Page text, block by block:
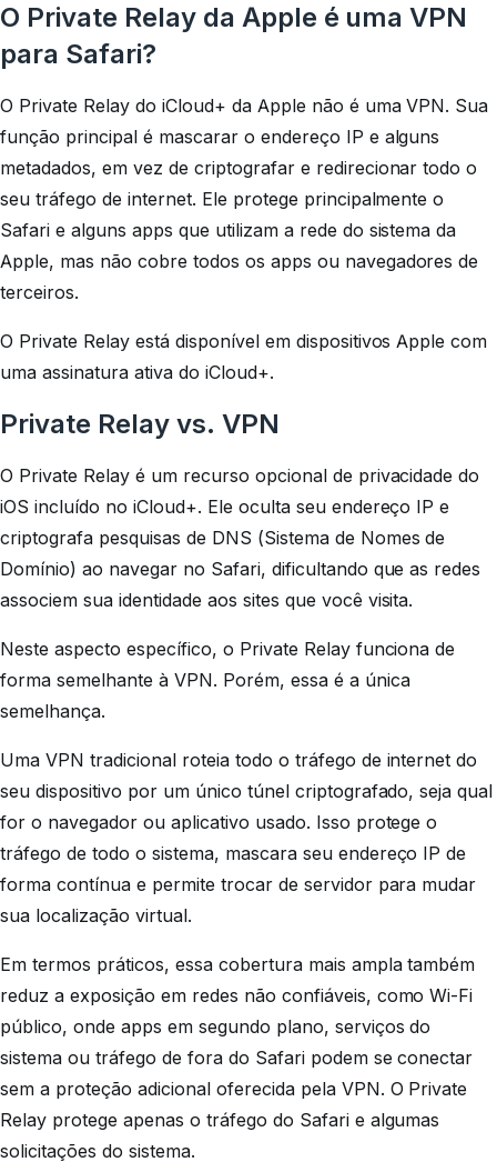
O Private Relay da Apple é uma VPN
para Safari?
O Private Relay do iCloud+ da Apple não é uma VPN. Sua
função principal é mascarar o endereço IP e alguns
metadados, em vez de criptografar e redirecionar todo o
seu tráfego de internet. Ele protege principalmente o
Safari e alguns apps que utilizam a rede do sistema da
Apple, mas não cobre todos os apps ou navegadores de
terceiros.
O Private Relay está disponível em dispositivos Apple com
uma assinatura ativa do iCloud+.
Private Relay vs. VPN
O Private Relay é um recurso opcional de privacidade do
iOS incluído no iCloud+. Ele oculta seu endereço IP e
criptografa pesquisas de DNS (Sistema de Nomes de
Domínio) ao navegar no Safari, dificultando que as redes
associem sua identidade aos sites que você visita.
Neste aspecto específico, o Private Relay funciona de
forma semelhante à VPN. Porém, essa é a única
semelhança.
Uma VPN tradicional roteia todo o tráfego de internet do
seu dispositivo por um único túnel criptografado, seja qual
for o navegador ou aplicativo usado. Isso protege o
tráfego de todo o sistema, mascara seu endereço IP de
forma contínua e permite trocar de servidor para mudar
sua localização virtual.
Em termos práticos, essa cobertura mais ampla também
reduz a exposição em redes não confiáveis, como Wi-Fi
público, onde apps em segundo plano, serviços do
sistema ou tráfego de fora do Safari podem se conectar
sem a proteção adicional oferecida pela VPN. O Private
Relay protege apenas o tráfego do Safari e algumas
solicitações do sistema.